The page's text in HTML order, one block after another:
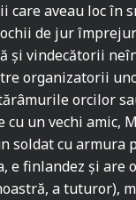
care aveau loc în
de jur
și vindecătorii
organizatorii
orcilor
cu un vechi amic,
soldat cu armura
e finlandez și are
a tuturor),